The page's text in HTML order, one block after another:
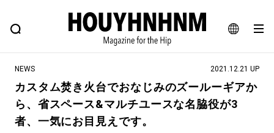
JA
EN
FEATURE BLOG SNAP
ヒップなファッション、カルチャー、ライフスタイルWEBマガジン
#注目のタグ
NEWS 2021.12.21 UP
カスタム焚き火台でおなじみのズールーギアか
ら、省スペース&マルチユースな名脇役が3
者、一気にお目見えです。